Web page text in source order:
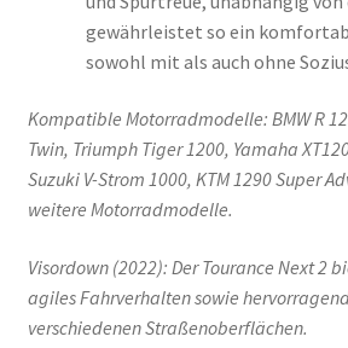
gewährleistet so ein
sowohl mit als auch ohne
Kompatible Motorradmodelle: BMW R
Twin, Triumph Tiger 1200, Yamaha
Suzuki V-Strom 1000, KTM 1290 Super
weitere Motorradmodelle.
Visordown (2022): Der Tourance Next 2
agiles Fahrverhalten sowie
verschiedenen Straßenoberflächen.